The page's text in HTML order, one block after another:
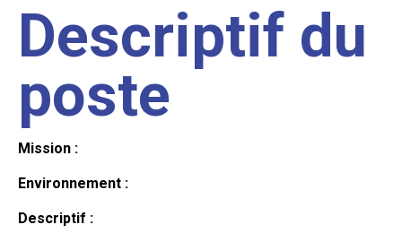
Descriptif du
poste
Mission :
Environnement :
Descriptif :